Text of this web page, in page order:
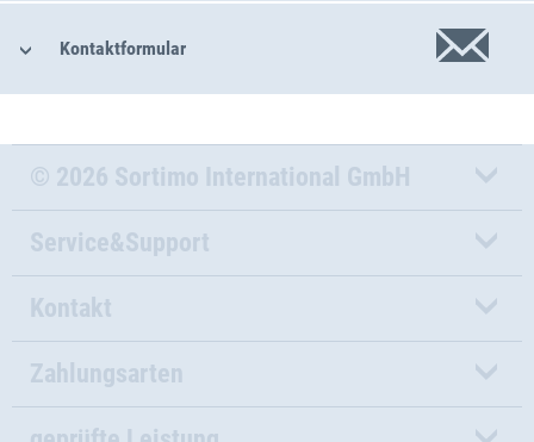
Kontaktformular
© 2026 Sortimo International GmbH
Service&Support
Kontakt
Zahlungsarten